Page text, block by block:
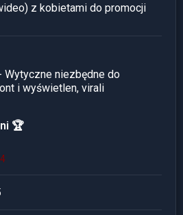
z kobietami do promocji
Wytyczne niezbędne do
i wyświetlen, virali
🏆